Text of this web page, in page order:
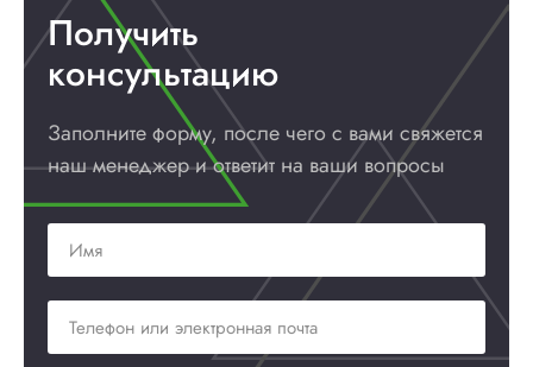
Получить
консультацию
Заполните форму, после чего с вами свяжется
наш менеджер и ответит на ваши вопросы